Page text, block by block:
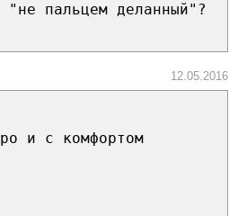
"не пальцем деланный"?
12.05.2016
и с комфортом